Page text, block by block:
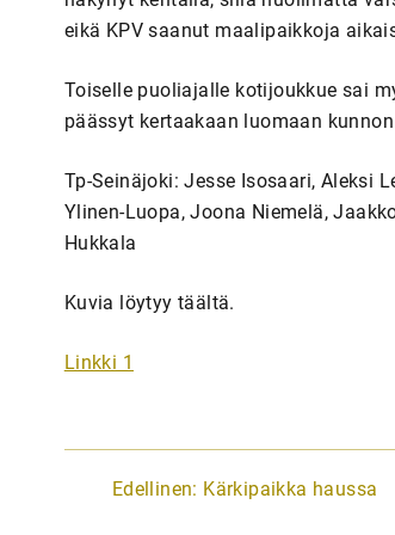
eikä KPV saanut maalipaikkoja
Toiselle puoliajalle kotijoukkue sai
päässyt kertaakaan luomaan
Tp-Seinäjoki: Jesse Isosaari, Aleksi
Ylinen-Luopa, Joona Niemelä,
Hukkala
Kuvia löytyy täältä.
Linkki 1
A
Edellinen: Kärkipaikka haussa